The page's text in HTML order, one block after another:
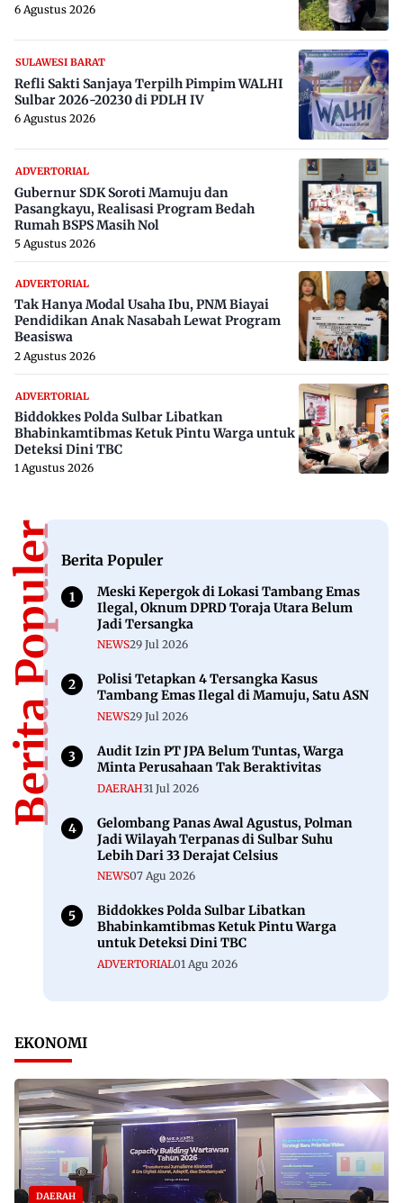
6 Agustus 2026
SULAWESI BARAT
Refli Sakti Sanjaya Terpilh Pimpim WALHI
Sulbar 2026-20230 di PDLH IV
6 Agustus 2026
ADVERTORIAL
Gubernur SDK Soroti Mamuju dan
Pasangkayu, Realisasi Program Bedah
Rumah BSPS Masih Nol
5 Agustus 2026
ADVERTORIAL
Tak Hanya Modal Usaha Ibu, PNM Biayai
Pendidikan Anak Nasabah Lewat Program
Beasiswa
2 Agustus 2026
ADVERTORIAL
Biddokkes Polda Sulbar Libatkan
Bhabinkamtibmas Ketuk Pintu Warga untuk
Deteksi Dini TBC
1 Agustus 2026
Berita PopulerBerita Populer
Meski Kepergok di Lokasi Tambang Emas
Ilegal, Oknum DPRD Toraja Utara Belum
Jadi Tersangka
NEWS29 Jul 2026
Polisi Tetapkan 4 Tersangka Kasus
Tambang Emas Ilegal di Mamuju, Satu ASN
NEWS29 Jul 2026
Audit Izin PT JPA Belum Tuntas, Warga
Minta Perusahaan Tak Beraktivitas
DAERAH31 Jul 2026
Gelombang Panas Awal Agustus, Polman
Jadi Wilayah Terpanas di Sulbar Suhu
Lebih Dari 33 Derajat Celsius
NEWS07 Agu 2026
Biddokkes Polda Sulbar Libatkan
Bhabinkamtibmas Ketuk Pintu Warga
untuk Deteksi Dini TBC
ADVERTORIAL01 Agu 2026
EKONOMI
DAERAH